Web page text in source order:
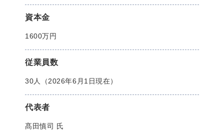
資本金
1600万円
従業員数
30人（2026年6月1日現在）
代表者
髙田慎司 氏